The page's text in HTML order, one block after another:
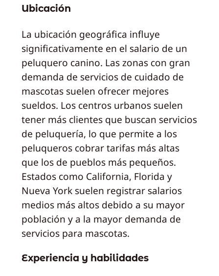
Ubicación
La ubicación geográfica influye
significativamente en el salario de un
peluquero canino. Las zonas con gran
demanda de servicios de cuidado de
mascotas suelen ofrecer mejores
sueldos. Los centros urbanos suelen
tener más clientes que buscan servicios
de peluquería, lo que permite a los
peluqueros cobrar tarifas más altas
que los de pueblos más pequeños.
Estados como California, Florida y
Nueva York suelen registrar salarios
medios más altos debido a su mayor
población y a la mayor demanda de
servicios para mascotas.
Experiencia y habilidades